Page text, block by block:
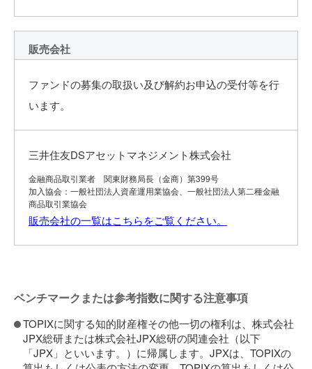
販売会社
ファンドの募集の取扱い及び解約お申込の受付等を行
います。
三井住友DSアセットマネジメント株式会社
金融商品取引業者 関東財務局長（金商）第399号
加入協会：一般社団法人資産運用業協会、一般社団法人第二種金融
商品取引業協会
販売会社の一覧はこちらをご覧ください。
ベンチマークまたは参考指数に関する注意事項
TOPIXに関する知的財産権その他一切の権利は、株式会社
JPX総研または株式会社JPX総研の関連会社（以下
「JPX」といいます。）に帰属します。JPXは、TOPIXの